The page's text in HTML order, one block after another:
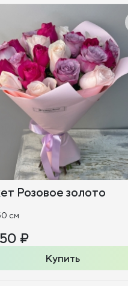
Розовое золото
см
₽
Купить